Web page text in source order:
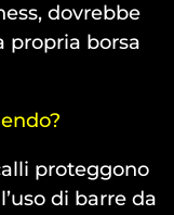
dovrebbe
propria borsa
proteggono
di barre da